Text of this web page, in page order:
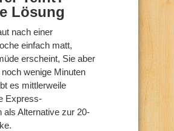
Lösung
nach einer
einfach matt,
erscheint, Sie aber
wenige Minuten
es mittlerweile
Express-
als Alternative zur 20-